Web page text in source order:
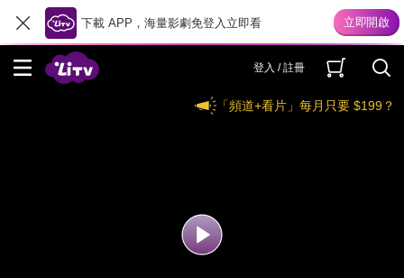
下載 APP，海量影劇免登入立即看
登入 / 註冊
「頻道+看片」每月只要 $199？